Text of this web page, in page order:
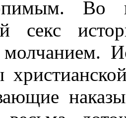
Во
секс